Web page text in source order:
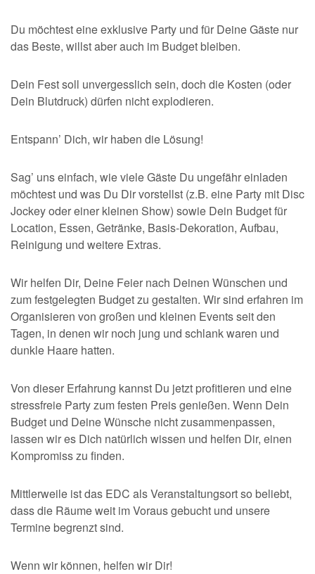
Du möchtest eine exklusive Party und für Deine Gäste nur
das Beste, willst aber auch im Budget bleiben.
Dein Fest soll unvergesslich sein, doch die Kosten (oder
Dein Blutdruck) dürfen nicht explodieren.
Entspann’ Dich, wir haben die Lösung!
Sag’ uns einfach, wie viele Gäste Du ungefähr einladen
möchtest und was Du Dir vorstellst (z.B. eine Party mit Disc
Jockey oder einer kleinen Show) sowie Dein Budget für
Location, Essen, Getränke, Basis-Dekoration, Aufbau,
Reinigung und weitere Extras.
Wir helfen Dir, Deine Feier nach Deinen Wünschen und
zum festgelegten Budget zu gestalten. Wir sind erfahren im
Organisieren von großen und kleinen Events seit den
Tagen, in denen wir noch jung und schlank waren und
dunkle Haare hatten.
Von dieser Erfahrung kannst Du jetzt profitieren und eine
stressfreie Party zum festen Preis genießen. Wenn Dein
Budget und Deine Wünsche nicht zusammenpassen,
lassen wir es Dich natürlich wissen und helfen Dir, einen
Kompromiss zu finden.
Mittlerweile ist das EDC als Veranstaltungsort so beliebt,
dass die Räume weit im Voraus gebucht und unsere
Termine begrenzt sind.
Wenn wir können, helfen wir Dir!